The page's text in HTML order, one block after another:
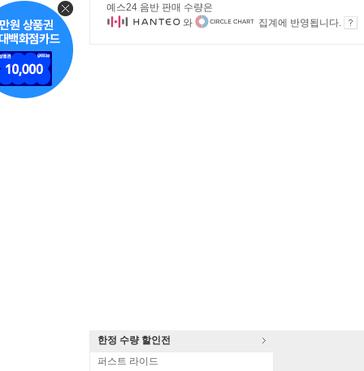
예스24 음반 판매 수량은
와
집계에 반영됩니다.
한정 수량 할인전
퍼스트 라이드